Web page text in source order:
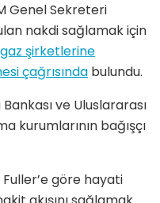
Genel Sekreteri
nakdi sağlamak için
şirketlerine
çağrısında bulundu.
ve Uluslararası
kurumlarının bağışçı
göre hayati